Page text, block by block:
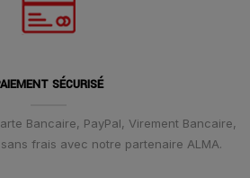
SÉCURISÉ
Bancaire, PayPal, Virement Bancaire,
frais avec notre partenaire ALMA.